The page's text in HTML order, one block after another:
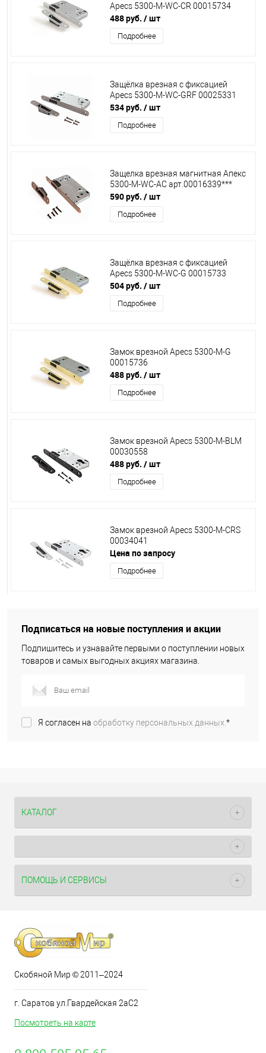
Apecs 5300-M-WC-CR 00015734
488 руб. / шт
Подробнее
Защёлка врезная с фиксацией
Apecs 5300-M-WC-GRF 00025331
534 руб. / шт
Подробнее
Защелка врезная магнитная Апекс
5300-M-WС-АС арт.00016339***
590 руб. / шт
Подробнее
Защёлка врезная с фиксацией
Apecs 5300-M-WC-G 00015733
504 руб. / шт
Подробнее
Замок врезной Apecs 5300-M-G
00015736
488 руб. / шт
Подробнее
Замок врезной Apecs 5300-M-BLM
00030558
488 руб. / шт
Подробнее
Замок врезной Apecs 5300-M-CRS
00034041
Цена по запросу
Подробнее
Подписаться на новые поступления и акции
Подпишитесь и узнавайте первыми о поступлении новых
товаров и самых выгодных акциях магазина.
Я согласен на обработку персональных данных.*
КАТАЛОГ
ПОМОЩЬ И СЕРВИСЫ
Скобяной Мир © 2011–2024
г. Саратов ул.Гвардейская 2аС2
Посмотреть на карте